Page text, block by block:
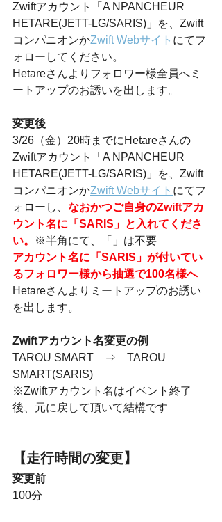
Zwiftアカウント「A NPANCHEUR
HETARE(JETT-LG/SARIS)」を、Zwift
コンパニオンかZwift Webサイト にてフ
ォローしてください。
Hetareさんよりフォロワー様全員へミ
ートアップのお誘いを出します。
変更後
3/26（金）20時までにHetareさんの
Zwiftアカウント「A NPANCHEUR
HETARE(JETT-LG/SARIS)」を、Zwift
コンパニオンかZwift Webサイト にてフ
ォローし、 なおかつご自身のZwiftアカ
ウント名に「SARIS」と入れてくださ
い。
※半角にて、「」は不要
アカウント名に「SARIS」が付いてい
るフォロワー様から抽選で100名様へ
Hetareさんよりミートアップのお誘い
を出します。
Zwiftアカウント名変更の例
TAROU SMART　⇒　TAROU
SMART(SARIS)
※Zwiftアカウント名はイベント終了
後、元に戻して頂いて結構です
【走行時間の変更】
変更前
100分